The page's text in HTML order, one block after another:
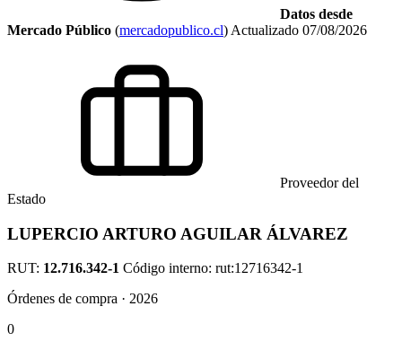
Datos desde
Mercado Público (mercadopublico.cl) Actualizado 07/08/2026
Proveedor del
Estado
LUPERCIO ARTURO AGUILAR ÁLVAREZ
RUT: 12.716.342-1 Código interno: rut:12716342-1
Órdenes de compra · 2026
0